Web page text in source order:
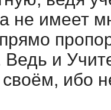
не имеет
Ведь и
ибо